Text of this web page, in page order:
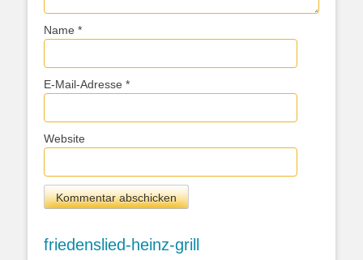
Name *
E-Mail-Adresse *
Website
friedenslied-heinz-grill